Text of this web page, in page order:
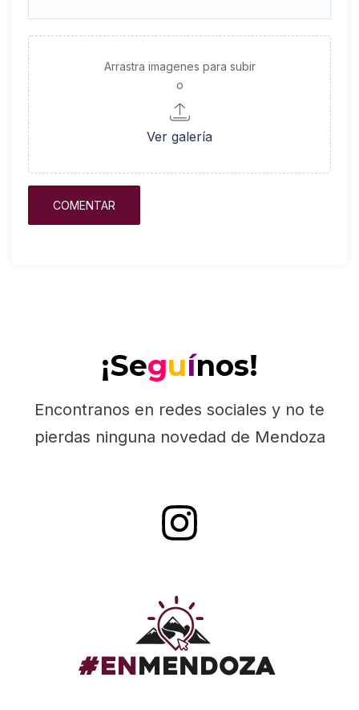
Arrastra imagenes para subir
o
Ver galería
¡Seguínos!
Encontranos en redes sociales y no te
pierdas ninguna novedad de Mendoza